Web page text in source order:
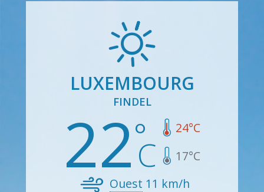
LUXEMBOURG
FINDEL
22 24°C
17°C
Ouest 11 km/h